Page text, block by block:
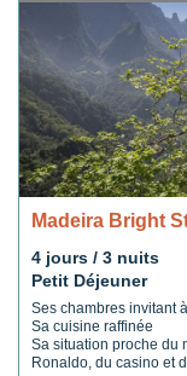
Madeira Bright
4 jours / 3 nuits
Petit Déjeuner
Ses chambres invitant
Sa cuisine raffinée
Sa situation proche du
Ronaldo, du casino et